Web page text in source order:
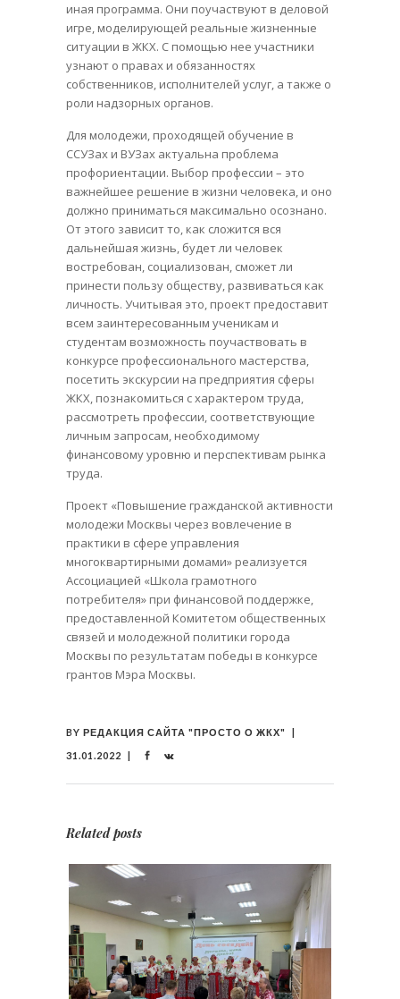
иная программа. Они поучаствуют в деловой
игре, моделирующей реальные жизненные
ситуации в ЖКХ. С помощью нее участники
узнают о правах и обязанностях
собственников, исполнителей услуг, а также о
роли надзорных органов.
Для молодежи, проходящей обучение в
ССУЗах и ВУЗах актуальна проблема
профориентации. Выбор профессии – это
важнейшее решение в жизни человека, и оно
должно приниматься максимально осознано.
От этого зависит то, как сложится вся
дальнейшая жизнь, будет ли человек
востребован, социализован, сможет ли
принести пользу обществу, развиваться как
личность. Учитывая это, проект предоставит
всем заинтересованным ученикам и
студентам возможность поучаствовать в
конкурсе профессионального мастерства,
посетить экскурсии на предприятия сферы
ЖКХ, познакомиться с характером труда,
рассмотреть профессии, соответствующие
личным запросам, необходимому
финансовому уровню и перспективам рынка
труда.
Проект «Повышение гражданской активности
молодежи Москвы через вовлечение в
практики в сфере управления
многоквартирными домами» реализуется
Ассоциацией «Школа грамотного
потребителя» при финансовой поддержке,
предоставленной Комитетом общественных
связей и молодежной политики города
Москвы по результатам победы в конкурсе
грантов Мэра Москвы.
BY РЕДАКЦИЯ САЙТА "ПРОСТО О ЖКХ"
31.01.2022
Related posts